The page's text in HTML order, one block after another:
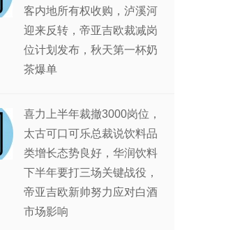
客内地所有权收购，泸溪河
迎来反转，帝亚吉欧裁减岗
位计划发布，秋天第一杯奶
茶爆单
喜力上半年裁撤3000岗位，
太古可口可乐总裁说饮料品
类增长态势良好，华润饮料
下半年要打三场关键战役，
帝亚吉欧新帅努力应对白酒
市场影响